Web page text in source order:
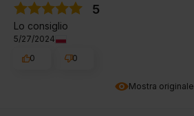
Mostra originale
5
Lo consiglio
5/27/2024
0
0